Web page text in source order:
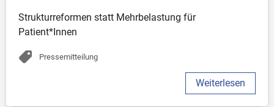
Strukturreformen statt Mehrbelastung für
Patient*Innen
Pressemitteilung
Weiterlesen